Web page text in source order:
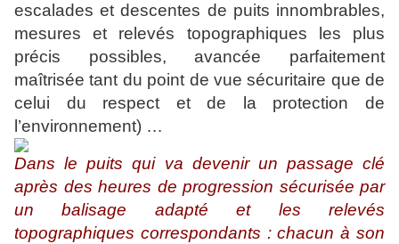
escalades et descentes de puits innombrables,
mesures et relevés topographiques les plus
précis possibles, avancée parfaitement
maîtrisée tant du point de vue sécuritaire que de
celui du respect et de la protection de
l’environnement) …
Dans le puits qui va devenir un passage clé
après des heures de progression sécurisée par
un balisage adapté et les relevés
topographiques correspondants : chacun à son